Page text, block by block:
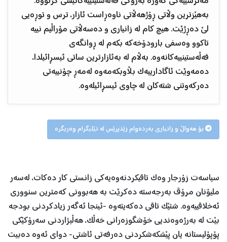
بەهێزترین وڵاتی ڕۆژهەڵاتی ناوەڕاست ئازار، ترس و توڕەیی
لێ دەڕژێت. هیچ کام لە زانیاری و دەسەڵاتی مۆراڵیم نییە
تاکوو وەسفی بارودۆخەکە بکەم لە ڕوانگەی
فەڵەستینییەکانەوە. بەڵام لە بەئازارترین ساتی ئیسڕائیلدا،
دەمەوێت ئاگادارییەک بڵاوبکەمەوە لەمەڕ چۆنییەتی
دەرکەوتنی شتەکان لە چاوی ئیسڕائیلەوە.
بۆ هەواڵ و زانیاری بەردەوام زێدپرێس لە تێلیگرام وەربگرە
سیاسەت زۆرجار وەک تاقیکردنەوەیەکی زانستی کار دەکات، لەسەر
ملیۆنان مرۆڤ بەرجەستە دەکرێت بە هەبوونی کەمترین سنووری
ئەخلاقییەوە. شتێک تاقی دەکەیتەوە -ئینجا ئەگەر زیادکردنی بودجە
بێت لە بەرژەوەندیی خۆشگوزەرانی خەڵک، هەڵبژاردنی سەرۆکێکی
پۆپۆلیستانە یان پێشکەشکردنی دەرفەتی ئاشتی- دوای ئەوە دەبیت